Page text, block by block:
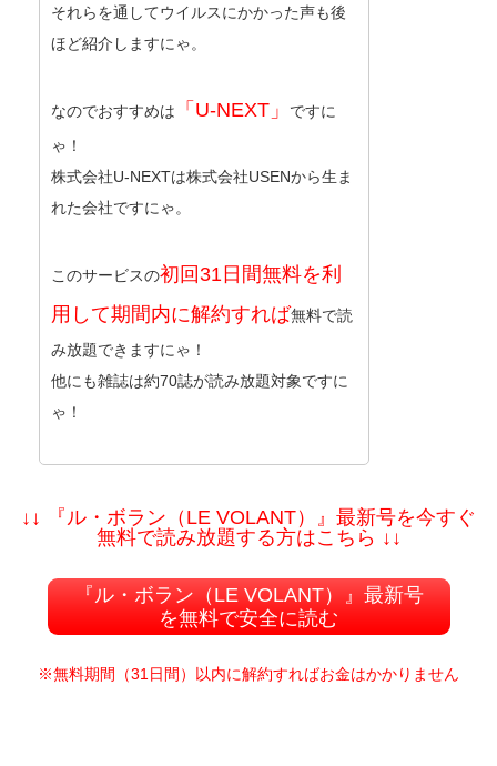
それらを通してウイルスにかかった声も後
ほど紹介しますにゃ。
なのでおすすめは 「U-NEXT」
ですに
ゃ！
株式会社U-NEXTは株式会社USENから生ま
れた会社ですにゃ。
このサービスの初回31日間無料を利
用して期間内に解約すれば無料で読
み放題できますにゃ！
他にも雑誌は約70誌が読み放題対象ですに
ゃ！
↓↓ 『ル・ボラン（LE VOLANT）』最新号を今すぐ
無料で読み放題する方はこちら ↓↓
『ル・ボラン（LE VOLANT）』最新号
を無料で安全に読む
※無料期間（31日間）以内に解約すればお金はかかりません